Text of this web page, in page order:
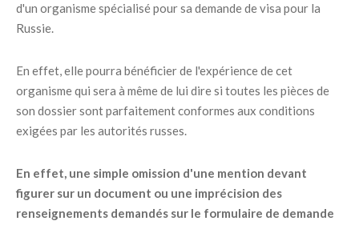
d'un organisme spécialisé pour sa demande de visa pour la
Russie.
En effet, elle pourra bénéficier de l'expérience de cet
organisme qui sera à même de lui dire si toutes les pièces de
son dossier sont parfaitement conformes aux conditions
exigées par les autorités russes.
En effet, une simple omission d'une mention devant
figurer sur un document ou une imprécision des
renseignements demandés sur le formulaire de demande